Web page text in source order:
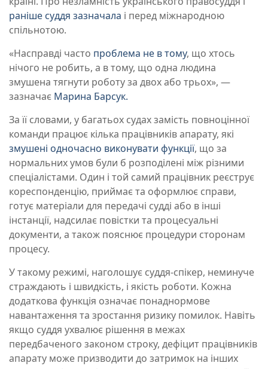
раніше суддя зазначала і перед міжнародною
спільнотою.
«Насправді часто проблема не в тому, що хтось
нічого не робить, а в тому, що одна людина
змушена тягнути роботу за двох або трьох», —
зазначає Марина Барсук.
За її словами, у багатьох судах замість повноцінної
команди працює кілька працівників апарату, які
змушені одночасно виконувати функції, що за
нормальних умов були б розподілені між різними
спеціалістами. Один і той самий працівник реєструє
кореспонденцію, приймає та оформлює справи,
готує матеріали для передачі судді або в інші
інстанції, надсилає повістки та процесуальні
документи, а також пояснює процедури сторонам
процесу.
У такому режимі, наголошує суддя-спікер, неминуче
страждають і швидкість, і якість роботи. Кожна
додаткова функція означає понаднормове
навантаження та зростання ризику помилок. Навіть
якщо суддя ухвалює рішення в межах
передбаченого законом строку, дефіцит працівників
апарату може призводити до затримок на інших